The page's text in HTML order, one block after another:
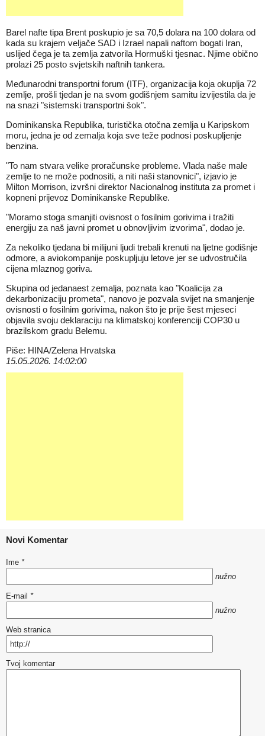
Barel nafte tipa Brent poskupio je sa 70,5 dolara na 100 dolara od
kada su krajem veljače SAD i Izrael napali naftom bogati Iran,
uslijed čega je ta zemlja zatvorila Hormuški tjesnac. Njime obično
prolazi 25 posto svjetskih naftnih tankera.
Međunarodni transportni forum (ITF), organizacija koja okuplja 72
zemlje, prošli tjedan je na svom godišnjem samitu izvijestila da je
na snazi "sistemski transportni šok".
Dominikanska Republika, turistička otočna zemlja u Karipskom
moru, jedna je od zemalja koja sve teže podnosi poskupljenje
benzina.
"To nam stvara velike proračunske probleme. Vlada naše male
zemlje to ne može podnositi, a niti naši stanovnici", izjavio je
Milton Morrison, izvršni direktor Nacionalnog instituta za promet i
kopneni prijevoz Dominikanske Republike.
"Moramo stoga smanjiti ovisnost o fosilnim gorivima i tražiti
energiju za naš javni promet u obnovljivim izvorima", dodao je.
Za nekoliko tjedana bi milijuni ljudi trebali krenuti na ljetne godišnje
odmore, a aviokompanije poskupljuju letove jer se udvostručila
cijena mlaznog goriva.
Skupina od jedanaest zemalja, poznata kao "Koalicija za
dekarbonizaciju prometa", nanovo je pozvala svijet na smanjenje
ovisnosti o fosilnim gorivima, nakon što je prije šest mjeseci
objavila svoju deklaraciju na klimatskoj konferenciji COP30 u
brazilskom gradu Belemu.
Piše: HINA/Zelena Hrvatska
15.05.2026. 14:02:00
Novi Komentar
Ime *
nužno
E-mail *
nužno
Web stranica
Tvoj komentar